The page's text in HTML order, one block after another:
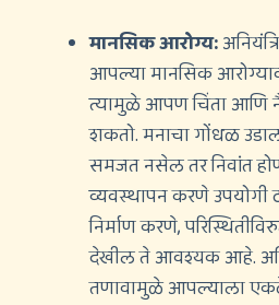
मानसिक आरोग्य:
आपल्या मानसिक
त्यामुळे आपण चिंता आणि
शकतो. मनाचा गोंधळ
समजत नसेल तर निवांत
व्यवस्थापन करणे
निर्माण करणे,
देखील ते आवश्यक आहे.
तणावामुळे आपल्याला